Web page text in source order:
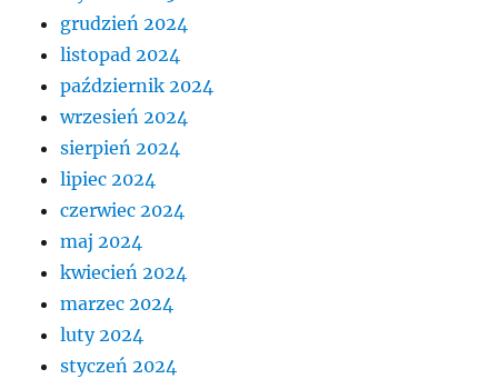
grudzień 2024
listopad 2024
październik 2024
wrzesień 2024
sierpień 2024
lipiec 2024
czerwiec 2024
maj 2024
kwiecień 2024
marzec 2024
luty 2024
styczeń 2024